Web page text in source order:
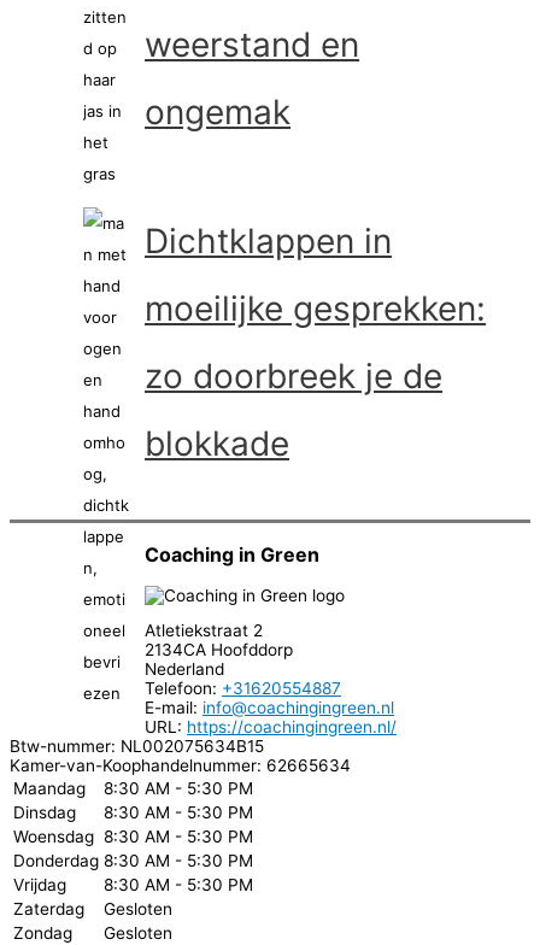
weerstand en
ongemak
Dichtklappen in
moeilijke gesprekken:
zo doorbreek je de
blokkade
Coaching in Green
Atletiekstraat 2
2134CA Hoofddorp
Nederland
Telefoon: +31620554887
E-mail: info@coachingingreen.nl
URL: https://coachingingreen.nl/
Btw-nummer: NL002075634B15
Kamer-van-Koophandelnummer: 62665634
Maandag
8:30 AM - 5:30 PM
Dinsdag
8:30 AM - 5:30 PM
Woensdag 8:30 AM - 5:30 PM
Donderdag 8:30 AM - 5:30 PM
Vrijdag
8:30 AM - 5:30 PM
Zaterdag
Gesloten
Zondag
Gesloten